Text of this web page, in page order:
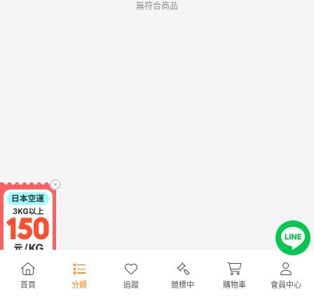
首頁 分類 追蹤 競標中 購物車 會員中心
無符合商品